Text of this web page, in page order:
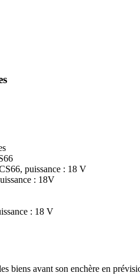
puissance : 18 V
: 18V
: 18 V
biens avant son enchère en